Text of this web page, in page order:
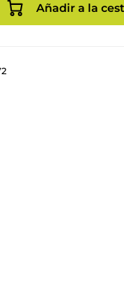
Añadir a la